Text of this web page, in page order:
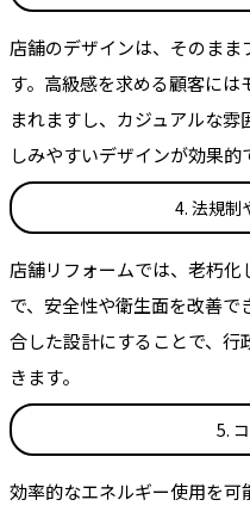
店舗のデザインは、そのま
す。高級感を求める顧客に
まれますし、カジュアルな
しみやすいデザインが効果的
4. 法規制
店舗リフォームでは、老朽
で、安全性や衛生面を改善
合した設計にすることで、行
きます。
5.
効率的なエネルギー使用を